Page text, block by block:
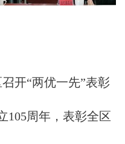
开“两优一先”表彰
105周年，表彰全区